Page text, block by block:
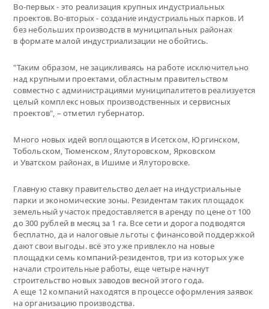
Во-первых - это реализация крупных индустриальных
проектов. Во-вторых - создание индустриальных парков. И
без небольших производств в муниципальных районах
в формате малой индустриализации не обойтись.
"Таким образом, не зацикливаясь на работе исключительно
над крупными проектами, областным правительством
совместно с администрациями муниципалитетов реализуется
целый комплекс новых производственных и сервисных
проектов", – отметил губернатор.
Много новых идей воплощаются в Исетском, Юргинском,
Тобольском, Тюменском, Ялуторовском, Ярковском
и Уватском районах, в Ишиме и Ялуторовске.
Главную ставку правительство делает на индустриальные
парки и экономические зоны. Резидентам таких площадок
земельный участок предоставляется в аренду по цене от 100
до 300 рублей в месяц за 1 га. Все сети и дорога подводятся
бесплатно, да и налоговые льготы с финансовой поддержкой
дают свои выгоды. всё это уже привлекло на новые
площадки семь компаний-резидентов, три из которых уже
начали строительные работы, еще четыре начнут
строительство новых заводов весной этого года.
А еще 12 компаний находятся в процессе оформления заявок
на организацию производства.